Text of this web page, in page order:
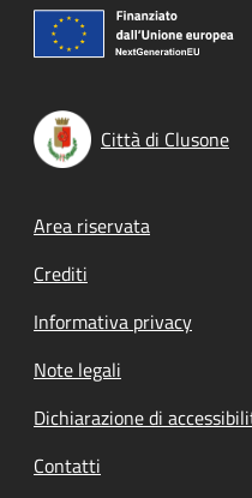
Città di Clusone
Footer menu
Area riservata
Crediti
Informativa privacy
Note legali
Dichiarazione di
Contatti